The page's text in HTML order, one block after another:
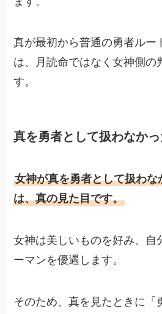
真が最初から普通の勇者ルー
は、月読命ではなく女神側の
す。
真を勇者として扱わなか
女神が真を勇者として扱わな
は、真の見た目です。
女神は美しいものを好み、自
ーマンを優遇します。
そのため、真を見たときに「